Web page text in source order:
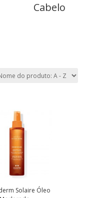
Cabelo
Solaire Óleo